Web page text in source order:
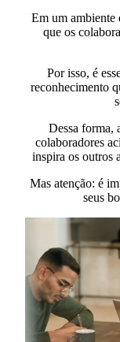
Em um ambiente
que os
Por isso, é
reconhecimento
Dessa forma,
colaboradores
inspira os outros
Mas atenção: é
seus